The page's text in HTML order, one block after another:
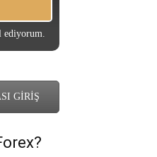
ediyorum.
GİRİŞ